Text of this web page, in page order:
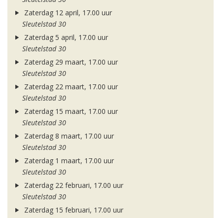
Zaterdag 12 april, 17.00 uur
Sleutelstad 30
Zaterdag 5 april, 17.00 uur
Sleutelstad 30
Zaterdag 29 maart, 17.00 uur
Sleutelstad 30
Zaterdag 22 maart, 17.00 uur
Sleutelstad 30
Zaterdag 15 maart, 17.00 uur
Sleutelstad 30
Zaterdag 8 maart, 17.00 uur
Sleutelstad 30
Zaterdag 1 maart, 17.00 uur
Sleutelstad 30
Zaterdag 22 februari, 17.00 uur
Sleutelstad 30
Zaterdag 15 februari, 17.00 uur